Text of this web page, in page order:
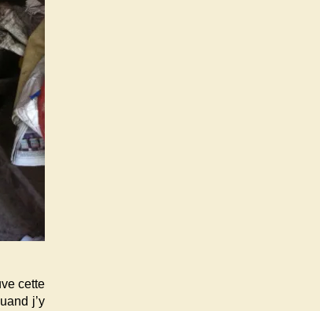
cette
j’y